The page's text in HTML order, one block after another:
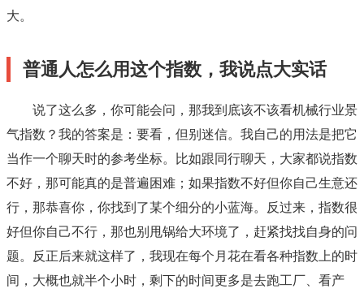
大。
普通人怎么用这个指数，我说点大实话
说了这么多，你可能会问，那我到底该不该看机械行业景
气指数？我的答案是：要看，但别迷信。我自己的用法是把它
当作一个聊天时的参考坐标。比如跟同行聊天，大家都说指数
不好，那可能真的是普遍困难；如果指数不好但你自己生意还
行，那恭喜你，你找到了某个细分的小蓝海。反过来，指数很
好但你自己不行，那也别甩锅给大环境了，赶紧找找自身的问
题。反正后来就这样了，我现在每个月花在看各种指数上的时
间，大概也就半个小时，剩下的时间更多是去跑工厂、看产